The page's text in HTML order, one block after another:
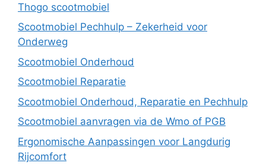
Thogo scootmobiel
Scootmobiel Pechhulp – Zekerheid voor
Onderweg
Scootmobiel Onderhoud
Scootmobiel Reparatie
Scootmobiel Onderhoud, Reparatie en Pechhulp
Scootmobiel aanvragen via de Wmo of PGB
Ergonomische Aanpassingen voor Langdurig
Rijcomfort